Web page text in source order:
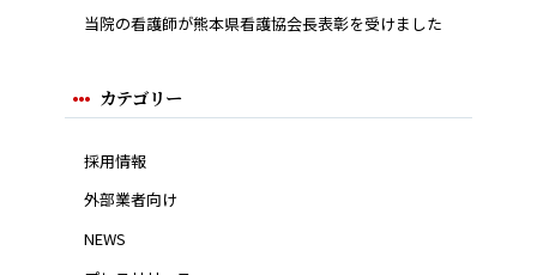
当院の看護師が熊本県看護協会長表彰を受けました
カテゴリー
採用情報
外部業者向け
NEWS